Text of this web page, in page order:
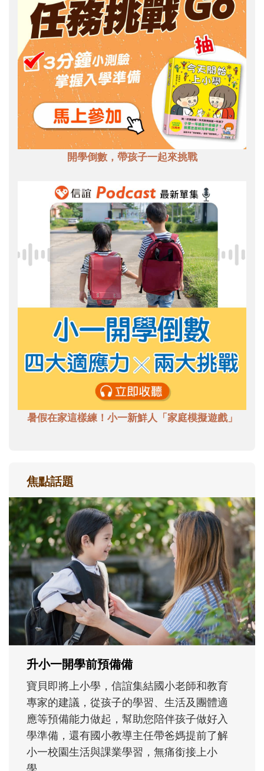
開學倒數，帶孩子一起來挑戰
暑假在家這樣練！小一新鮮人「家庭模擬遊戲」
焦點話題
和孩子一起長大的那個男人│讀懂父親的
不同模樣
沒有人天生就擅長當爸爸！男人總是在一次
次「前所未有」的體驗中，跟著孩子一起長
大。從給予安全感的肢體遊戲，到獨立自
主、角色認同及解決問題的能力養成。爸爸
正嘗試用不同的模樣，參與孩子每個重要的